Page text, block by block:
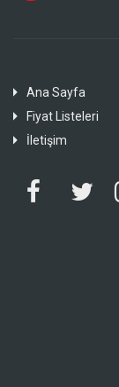
Ana Sayfa
Fiyat Listeleri
İletişim